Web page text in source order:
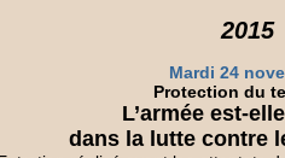
2015
Mardi 24
Protection du
L’armée est-
dans la lutte contre